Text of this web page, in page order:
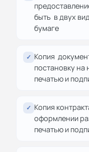
быть в двух
бумаге
✓ Копия
постановку на
печатью и
✓ Копия
оформлении
печатью и